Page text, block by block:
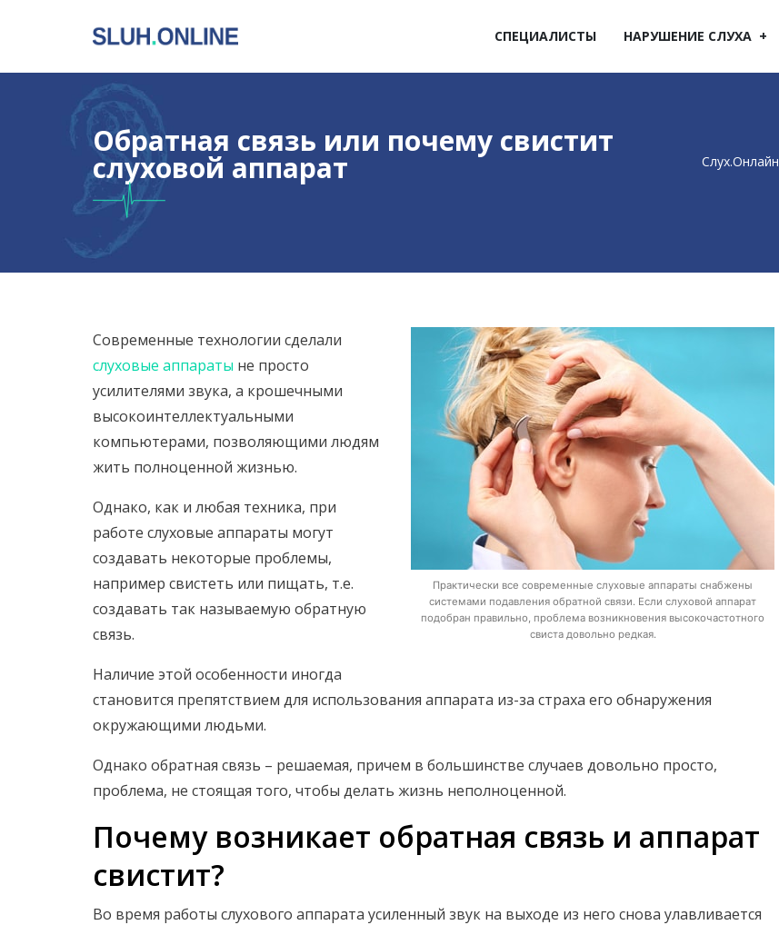
СПЕЦИАЛИСТЫ НАРУШЕНИЕ СЛУХА
Обратная связь или почему свистит
слуховой аппарат Слух.Онлайн
Практически все современные слуховые аппараты снабжены
системами подавления обратной связи. Если слуховой аппарат
подобран правильно, проблема возникновения высокочастотного
свиста довольно редкая.
Современные технологии сделали
слуховые аппараты не просто
усилителями звука, а крошечными
высокоинтеллектуальными
компьютерами, позволяющими людям
жить полноценной жизнью.
Однако, как и любая техника, при
работе слуховые аппараты могут
создавать некоторые проблемы,
например свистеть или пищать, т.е.
создавать так называемую обратную
связь.
Наличие этой особенности иногда
становится препятствием для использования аппарата из-за страха его обнаружения
окружающими людьми.
Однако обратная связь – решаемая, причем в большинстве случаев довольно просто,
проблема, не стоящая того, чтобы делать жизнь неполноценной.
Почему возникает обратная связь и аппарат
свистит?
Во время работы слухового аппарата усиленный звук на выходе из него снова улавливается